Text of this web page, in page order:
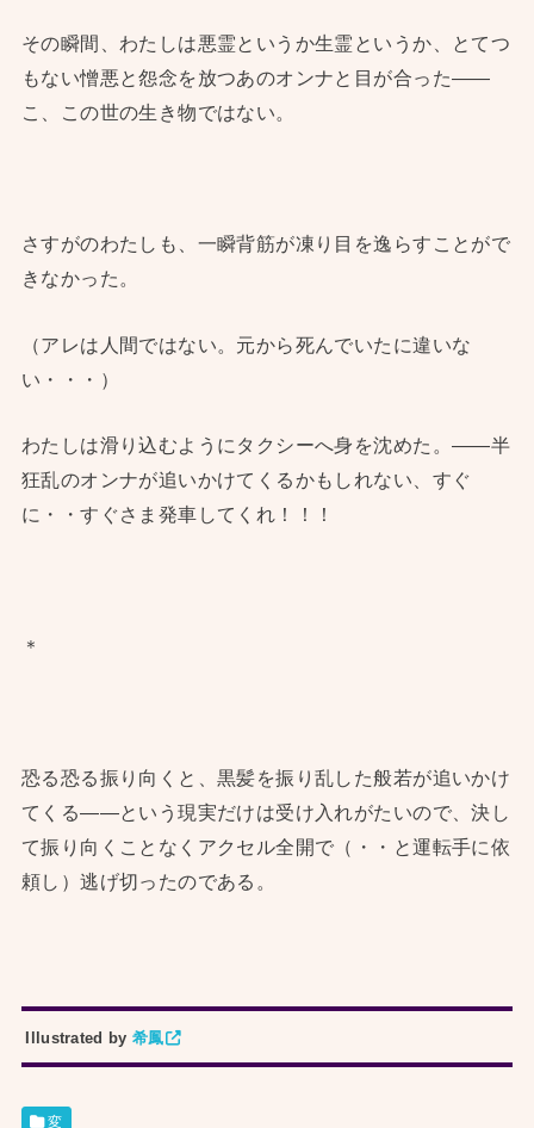
その瞬間、わたしは悪霊というか生霊というか、とてつ
もない憎悪と怨念を放つあのオンナと目が合った——
こ、この世の生き物ではない。
さすがのわたしも、一瞬背筋が凍り目を逸らすことがで
きなかった。
（アレは人間ではない。元から死んでいたに違いな
い・・・）
わたしは滑り込むようにタクシーへ身を沈めた。——半
狂乱のオンナが追いかけてくるかもしれない、すぐ
に・・すぐさま発車してくれ！！！
＊
恐る恐る振り向くと、黒髪を振り乱した般若が追いかけ
てくる——という現実だけは受け入れがたいので、決し
て振り向くことなくアクセル全開で（・・と運転手に依
頼し）逃げ切ったのである。
Illustrated by 希鳳
変